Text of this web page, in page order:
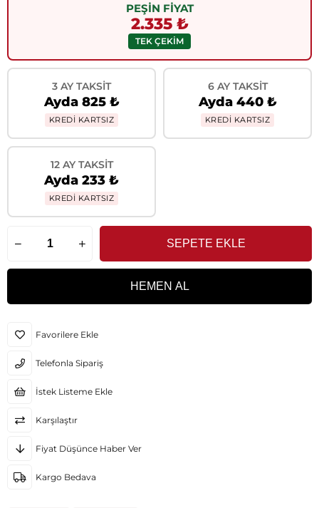
PEŞİN FİYAT
2.335 ₺
TEK ÇEKİM
3 AY TAKSIT
Ayda 825 ₺
KREDİ KARTSIZ
6 AY TAKSIT
Ayda 440 ₺
KREDİ KARTSIZ
12 AY TAKSIT
Ayda 233 ₺
KREDİ KARTSIZ
Favorilere Ekle
Telefonla Sipariş
İstek Listeme Ekle
Karşılaştır
Fiyat Düşünce Haber Ver
Kargo Bedava